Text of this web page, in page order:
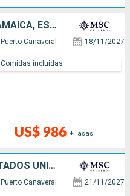
BAHAMAS, ISLAS CAIMÁN, JAMAICA, ESTADOS UNIDOS
Puerto Canaveral 18/11/2027
US$ 986 +Tasas
Comidas incluidas
ISLAS CAIMÁN, JAMAICA, ESTADOS UNIDOS, BAHAMAS
Puerto Canaveral 21/11/2027